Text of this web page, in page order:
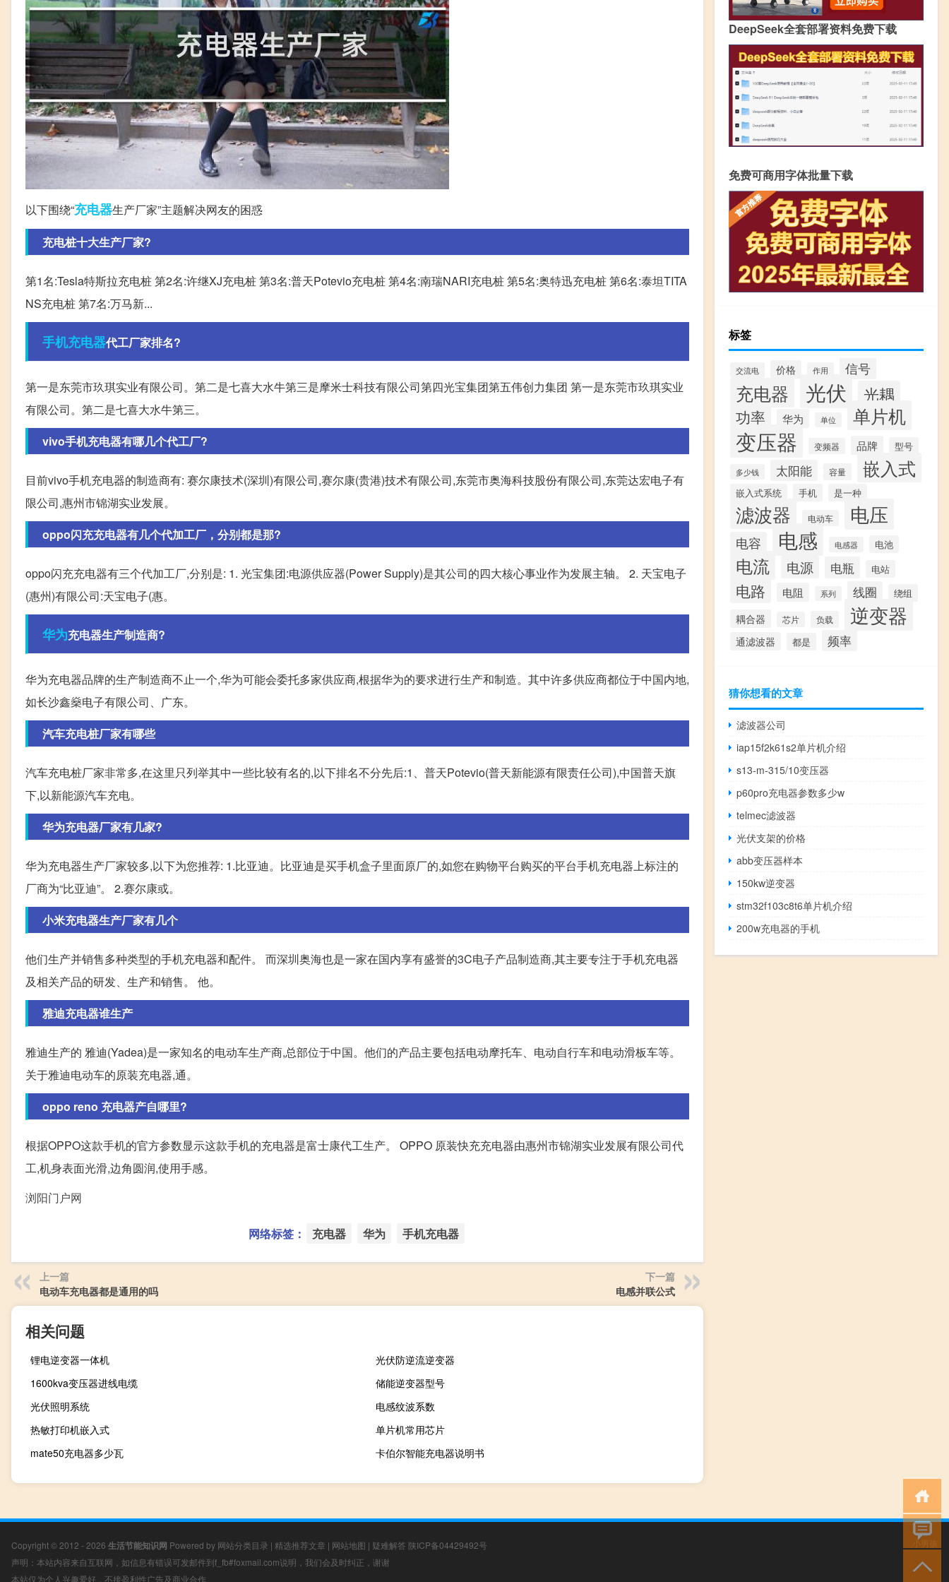
以下围绕“充电器生产厂家”主题解决网友的困惑
充电桩十大生产厂家?
第1名:Tesla特斯拉充电桩 第2名:许继XJ充电桩 第3名:普天Potevio充电桩 第4名:南瑞NARI充电桩 第5名:奥特迅充电桩 第6名:泰坦TITA
NS充电桩 第7名:万马新...
手机充电器代工厂家排名?
第一是东莞市玖琪实业有限公司。第二是七喜大水牛第三是摩米士科技有限公司第四光宝集团第五伟创力集团 第一是东莞市玖琪实业
有限公司。第二是七喜大水牛第三。
vivo手机充电器有哪几个代工厂?
目前vivo手机充电器的制造商有: 赛尔康技术(深圳)有限公司,赛尔康(贵港)技术有限公司,东莞市奥海科技股份有限公司,东莞达宏电子有
限公司,惠州市锦湖实业发展。
oppo闪充充电器有几个代加工厂，分别都是那?
oppo闪充充电器有三个代加工厂,分别是: 1. 光宝集团:电源供应器(Power Supply)是其公司的四大核心事业作为发展主轴。 2. 天宝电子
(惠州)有限公司:天宝电子(惠。
华为充电器生产制造商?
华为充电器品牌的生产制造商不止一个,华为可能会委托多家供应商,根据华为的要求进行生产和制造。其中许多供应商都位于中国内地,
如长沙鑫燊电子有限公司、广东。
汽车充电桩厂家有哪些
汽车充电桩厂家非常多,在这里只列举其中一些比较有名的,以下排名不分先后:1、普天Potevio(普天新能源有限责任公司),中国普天旗
下,以新能源汽车充电。
华为充电器厂家有几家?
华为充电器生产厂家较多,以下为您推荐: 1.比亚迪。比亚迪是买手机盒子里面原厂的,如您在购物平台购买的平台手机充电器上标注的
厂商为“比亚迪”。 2.赛尔康或。
小米充电器生产厂家有几个
他们生产并销售多种类型的手机充电器和配件。 而深圳奥海也是一家在国内享有盛誉的3C电子产品制造商,其主要专注于手机充电器
及相关产品的研发、生产和销售。 他。
雅迪充电器谁生产
雅迪生产的 雅迪(Yadea)是一家知名的电动车生产商,总部位于中国。他们的产品主要包括电动摩托车、电动自行车和电动滑板车等。
关于雅迪电动车的原装充电器,通。
oppo reno 充电器产自哪里?
根据OPPO这款手机的官方参数显示这款手机的充电器是富士康代工生产。 OPPO 原装快充充电器由惠州市锦湖实业发展有限公司代
工,机身表面光滑,边角圆润,使用手感。
浏阳门户网
网络标签： 充电器 华为 手机充电器
上一篇
电动车充电器都是通用的吗
下一篇
电感并联公式
相关问题
锂电逆变器一体机
光伏防逆流逆变器
1600kva变压器进线电缆
储能逆变器型号
光伏照明系统
电感纹波系数
热敏打印机嵌入式
单片机常用芯片
mate50充电器多少瓦
卡伯尔智能充电器说明书
DeepSeek全套部署资料免费下载
免费可商用字体批量下载
标签
交流电 价格 作用 信号
充电器 光伏
光耦
功率
华为 单位 单片机
变压器 变频器 品牌 型号
多少钱 太阳能 容量 嵌入式
嵌入式系统 手机 是一种
滤波器 电动车 电压
电容 电感 电感器 电池
电流 电源 电瓶 电站
电路 电阻 系列 线圈 绕组
耦合器 芯片 负载 逆变器
通滤波器 都是 频率
猜你想看的文章
滤波器公司
iap15f2k61s2单片机介绍
s13-m-315/10变压器
p60pro充电器参数多少w
telmec滤波器
光伏支架的价格
abb变压器样本
150kw逆变器
stm32f103c8t6单片机介绍
200w充电器的手机
Copyright © 2012 - 2026 生活节能知识网 Powered by 网站分类目录 | 精选推荐文章 | 网站地图 | 疑难解答 陕ICP备04429492号
声明：本站内容来自互联网，如信息有错误可发邮件到f_fb#foxmail.com说明，我们会及时纠正，谢谢
本站仅为个人兴趣爱好，不接盈利性广告及商业合作
小男孩